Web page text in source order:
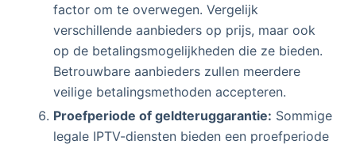
factor om te overwegen. Vergelijk
verschillende aanbieders op prijs, maar ook
op de betalingsmogelijkheden die ze bieden.
Betrouwbare aanbieders zullen meerdere
veilige betalingsmethoden accepteren.
Proefperiode of geldteruggarantie: Sommige
legale IPTV-diensten bieden een proefperiode